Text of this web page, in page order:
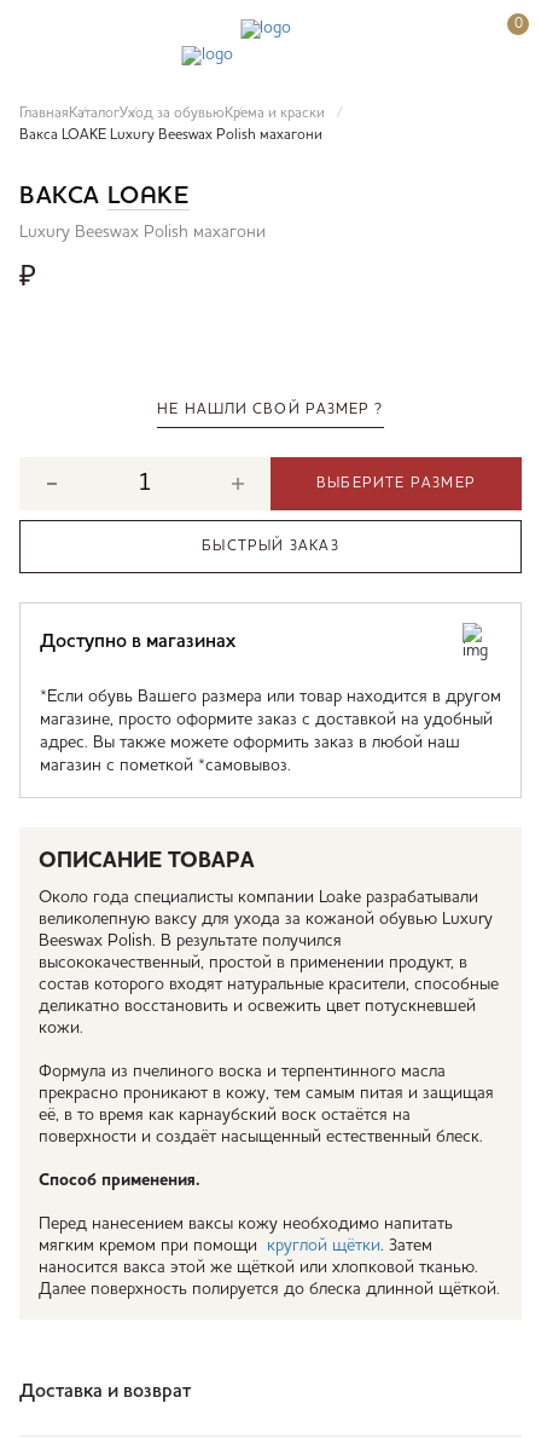
0
Главная КаталогУход за обувью Крема и краски
Вакса LOAKE Luxury Beeswax Polish махагони
ВАКСА LOAKE
Luxury Beeswax Polish махагони
₽
НЕ НАШЛИ СВОЙ РАЗМЕР ?
ВЫБЕРИТЕ РАЗМЕР
БЫСТРЫЙ ЗАКАЗ
Доступно в магазинах
*Если обувь Вашего размера или товар находится в другом
магазине, просто оформите заказ с доставкой на удобный
адрес. Вы также можете оформить заказ в любой наш
магазин с пометкой *самовывоз.
ОПИСАНИЕ ТОВАРА
Около года специалисты компании Loake разрабатывали
великолепную ваксу для ухода за кожаной обувью Luxury
Beeswax Polish. В результате получился
высококачественный, простой в применении продукт, в
состав которого входят натуральные красители, способные
деликатно восстановить и освежить цвет потускневшей
кожи.
Формула из пчелиного воска и терпентинного масла
прекрасно проникают в кожу, тем самым питая и защищая
её, в то время как карнаубский воск остаётся на
поверхности и создаёт насыщенный естественный блеск.
Способ применения.
Перед нанесением ваксы кожу необходимо напитать
мягким кремом при помощи круглой щётки. Затем
наносится вакса этой же щёткой или хлопковой тканью.
Далее поверхность полируется до блеска длинной щёткой.
Доставка и возврат